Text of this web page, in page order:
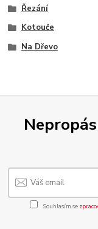
Řezání
Kotouče
Na Dřevo
Souhlasím se